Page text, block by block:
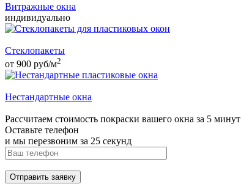
Витражные окна
индивидуально
Стеклопакеты
от 900 руб/м2
Нестандартные окна
Рассчитаем стоимость покраски вашего окна за 5 минут
Оставьте телефон
и мы перезвоним за 25 секунд
Отправить заявку